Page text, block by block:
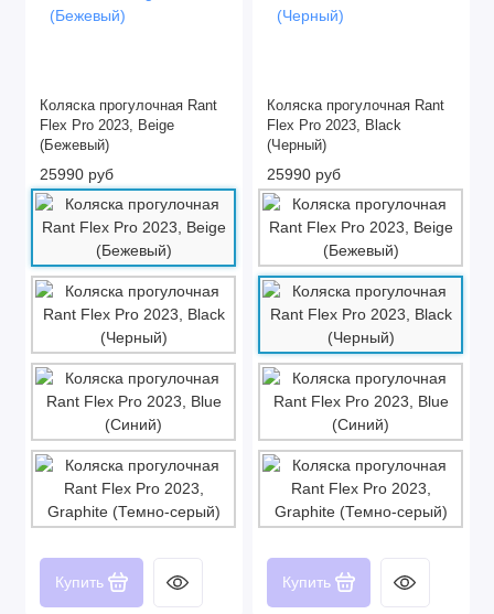
Коляска прогулочная Rant
Flex Pro 2023, Beige
(Бежевый)
25990 руб
Купить
Коляска прогулочная Rant
Flex Pro 2023, Black
(Черный)
25990 руб
Купить